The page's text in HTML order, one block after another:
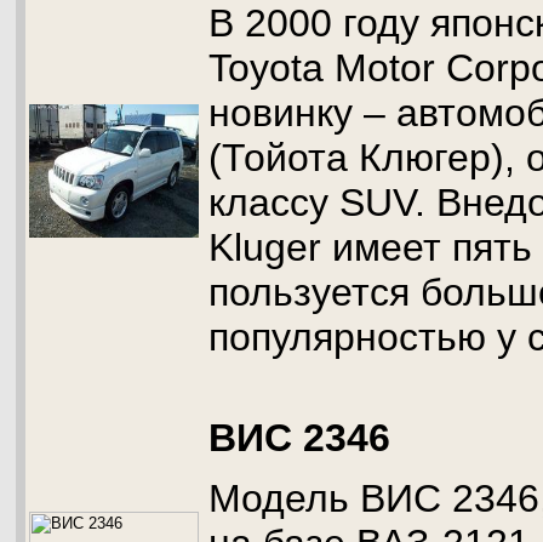
В 2000 году
Toyota Motor
новинку –
(Тойота Клюгер),
классу SUV.
Kluger имеет
пользуется
популярностью у
ВИС 2346
Модель ВИС